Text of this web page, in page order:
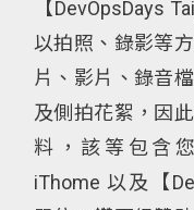
【DevOpsDays
以拍照、錄影等
片、影片、錄音
及側拍花絮，因
料，該等包含
iThome 以及【